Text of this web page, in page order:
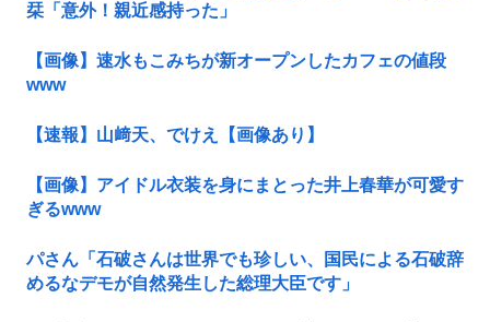
栞「意外！親近感持った」
【画像】速水もこみちが新オープンしたカフェの値段
www
【速報】山﨑天、でけえ【画像あり】
【画像】アイドル衣装を身にまとった井上春華が可愛す
ぎるwww
パさん「石破さんは世界でも珍しい、国民による石破辞
めるなデモが自然発生した総理大臣です」